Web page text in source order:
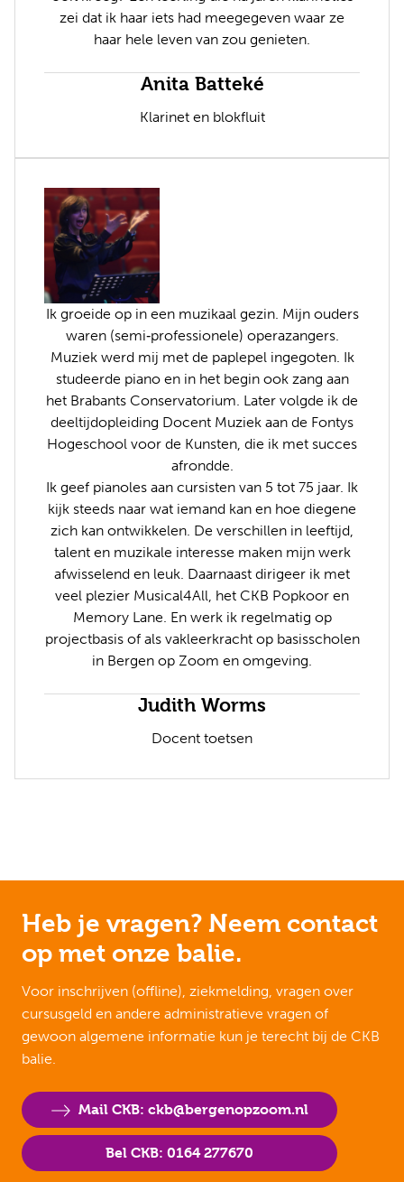
zei dat ik haar iets had meegegeven waar ze
haar hele leven van zou genieten.
Anita Batteké
Klarinet en blokfluit
Ik groeide op in een muzikaal gezin. Mijn ouders
waren (semi‑professionele) operazangers.
Muziek werd mij met de paplepel ingegoten. Ik
studeerde piano en in het begin ook zang aan
het Brabants Conservatorium. Later volgde ik de
deeltijdopleiding Docent Muziek aan de Fontys
Hogeschool voor de Kunsten, die ik met succes
afrondde.
Ik geef pianoles aan cursisten van 5 tot 75 jaar. Ik
kijk steeds naar wat iemand kan en hoe diegene
zich kan ontwikkelen. De verschillen in leeftijd,
talent en muzikale interesse maken mijn werk
afwisselend en leuk. Daarnaast dirigeer ik met
veel plezier Musical4All, het CKB Popkoor en
Memory Lane. En werk ik regelmatig op
projectbasis of als vakleerkracht op basisscholen
in Bergen op Zoom en omgeving.
Judith Worms
Docent toetsen
Heb je vragen? Neem contact
op met onze balie.
Voor inschrijven (offline), ziekmelding, vragen over
cursusgeld en andere administratieve vragen of
gewoon algemene informatie kun je terecht bij de CKB
balie.
Mail CKB: ckb@bergenopzoom.nl
Bel CKB: 0164 277670